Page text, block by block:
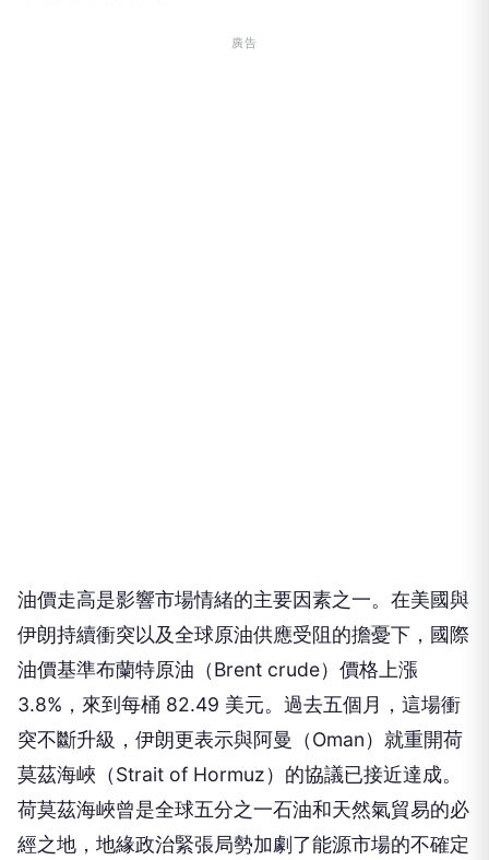
廣告
油價走高是影響市場情緒的主要因素之一。在美國與
伊朗持續衝突以及全球原油供應受阻的擔憂下，國際
油價基準布蘭特原油（Brent crude）價格上漲
3.8%，來到每桶 82.49 美元。過去五個月，這場衝
突不斷升級，伊朗更表示與阿曼（Oman）就重開荷
莫茲海峽（Strait of Hormuz）的協議已接近達成。
荷莫茲海峽曾是全球五分之一石油和天然氣貿易的必
經之地，地緣政治緊張局勢加劇了能源市場的不確定